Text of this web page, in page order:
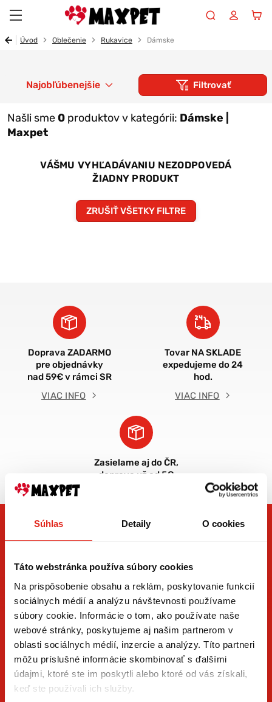
Súhlas Detaily O cookies
Táto webstránka používa súbory cookies
Na prispôsobenie obsahu a reklám, poskytovanie funkcií
sociálnych médií a analýzu návštevnosti používame
súbory cookie. Informácie o tom, ako používate naše
webové stránky, poskytujeme aj našim partnerom v
oblasti sociálnych médií, inzercie a analýzy. Títo partneri
môžu príslušné informácie skombinovať s ďalšími
údajmi, ktoré ste im poskytli alebo ktoré od vás získali,
keď ste používali ich služby.
Úvod Oblečenie Rukavice Dámske
Filtrovať
Našli sme 0 produktov v kategórii: Dámske |
Maxpet
Najobľúbenejšie
VÁŠMU VYHĽADÁVANIU NEZODPOVEDÁ
ŽIADNY PRODUKT
ZRUŠIŤ VŠETKY FILTRE
Doprava ZADARMO
pre objednávky
nad 59€ v rámci SR
VIAC INFO
Tovar NA SKLADE
expedujeme do 24
hod.
VIAC INFO
Zasielame aj do ČR,
doprava už od 5€
ZÍSKAJTE NOVINKY AKO PRVÝ
Prihláste sa na odber newslettera a buďte prvý, kto má
novinky.